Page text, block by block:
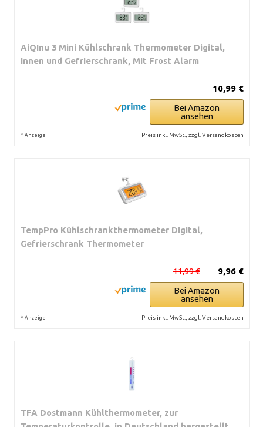
AiQInu 3 Mini Kühlschrank Thermometer Digital,
Innen und Gefrierschrank, Mit Frost Alarm
10,99 €
Bei Amazon
ansehen
* Anzeige Preis inkl. MwSt., zzgl. Versandkosten
TempPro Kühlschrankthermometer Digital,
Gefrierschrank Thermometer
9,96 €
11,99 €
Bei Amazon
ansehen
* Anzeige Preis inkl. MwSt., zzgl. Versandkosten
TFA Dostmann Kühlthermometer, zur